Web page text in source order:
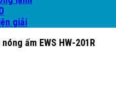
giải
ấm EWS HW-201R